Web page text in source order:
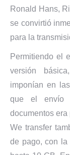
Ronald Hans,
se convirtió
para la
Permitiendo el
versión
imponían en
que el envío
documentos
We transfer
de pago, con la